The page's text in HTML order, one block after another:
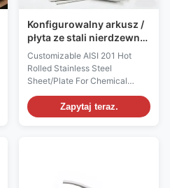
Konfigurowalny arkusz /
płyta ze stali nierdzewnej
AISI 201 o długości od
1000 mm do 12000 mm
dla przemysłu
Customizable AISI 201 Hot
Rolled Stainless Steel
Sheet/Plate For Chemical
Industry & Industrial
Applications Standard:ASTM
A240, JIS G4304, EN 10088-2,
thicknesses available beyond
Zapytaj teraz.